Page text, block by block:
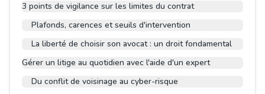
3 points de vigilance sur les limites du contrat
Plafonds, carences et seuils d'intervention
La liberté de choisir son avocat : un droit fondamental
Gérer un litige au quotidien avec l'aide d'un expert
Du conflit de voisinage au cyber-risque